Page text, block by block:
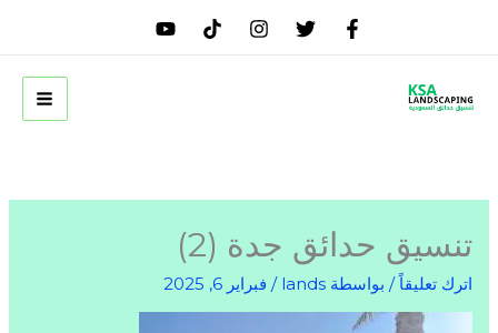
تنسيق حدائق جدة (2)
اترك تعليقاً / بواسطة lands
/ فبراير 6, 2025